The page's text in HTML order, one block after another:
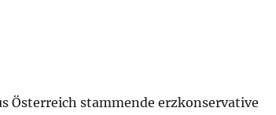
Österreich stammende erzkonservative